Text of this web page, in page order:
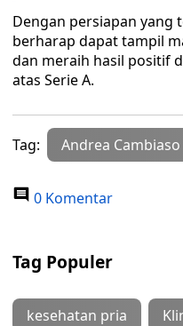
Dengan persiapan yang
berharap dapat tampil
dan meraih hasil positif
atas Serie A.
Tag: Andrea Cambiaso
0 Komentar
Tag Populer
kesehatan pria